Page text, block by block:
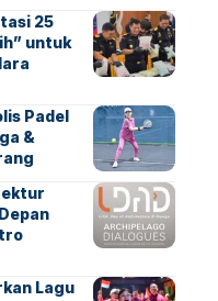
25
untuk
Padel
&
Lagu